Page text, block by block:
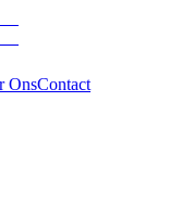
OnsContact